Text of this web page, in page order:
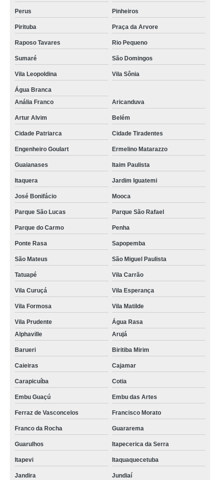
Perus Pinheiros
Pirituba Praça da Arvore
Raposo Tavares Rio Pequeno
Sumaré São Domingos
Vila Leopoldina Vila Sônia
Água Branca
Anália Franco
Aricanduva
Artur Alvim Belém
Cidade Patriarca Cidade Tiradentes
Engenheiro Goulart Ermelino Matarazzo
Guaianases Itaim Paulista
Itaquera Jardim Iguatemi
José Bonifácio Mooca
Parque São Lucas Parque São Rafael
Parque do Carmo Penha
Ponte Rasa Sapopemba
São Mateus São Miguel Paulista
Tatuapé Vila Carrão
Vila Curuçá Vila Esperança
Vila Formosa Vila Matilde
Vila Prudente
Água Rasa
Alphaville
Arujá
Barueri Biritiba Mirim
Caieiras Cajamar
Carapicuíba Cotia
Embu Guaçú Embu das Artes
Ferraz de Vasconcelos Francisco Morato
Franco da Rocha Guararema
Guarulhos Itapecerica da Serra
Itapevi Itaquaquecetuba
Jandira Jundiaí